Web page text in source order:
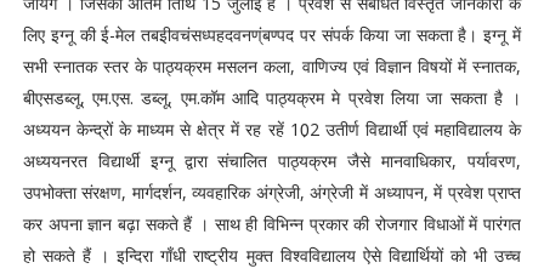
लिए इग्नू की ई-मेल तबइीवचंसध्पहदवनण्ंबण्पद पर संपर्क किया जा सकता है। इग्नू में
सभी स्नातक स्तर के पाठ्यक्रम मसलन कला, वाणिज्य एवं विज्ञान विषयों में स्नातक,
बीएसडब्लू, एम.एस. डब्लू, एम.कॉम आदि पाठ्यक्रम मे प्रवेश लिया जा सकता है ।
अध्ययन केन्द्रों के माध्यम से क्षेत्र में रह रहें 10़2 उतीर्ण विद्यार्थी एवं महाविद्यालय के
अध्ययनरत विद्यार्थी इग्नू द्वारा संचालित पाठ्यक्रम जैसे मानवाधिकार, पर्यावरण,
उपभोक्ता संरक्षण, मार्गदर्शन, व्यवहारिक अंग्रेजी, अंग्रेजी में अध्यापन, में प्रवेश प्राप्त
कर अपना ज्ञान बढ़ा सकते हैं । साथ ही विभिन्न प्रकार की रोजगार विधाओं में पारंगत
हो सकते हैं । इन्दिरा गाँधी राष्ट्रीय मुक्त विश्वविद्यालय ऐसे विद्यार्थियों को भी उच्च